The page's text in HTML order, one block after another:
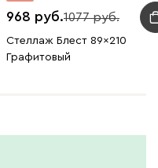
968 1077
Стеллаж Блест 89x210
Графитовый